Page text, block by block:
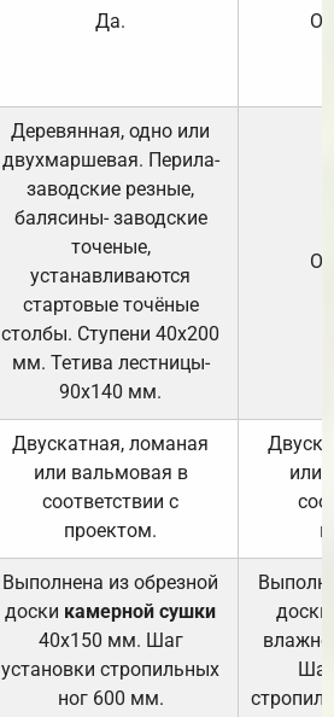
Да.
Деревянная, одно или
двухмаршевая. Перила-
заводские резные,
балясины- заводские
точеные,
устанавливаются
стартовые точёные
столбы. Ступени 40х200
мм. Тетива лестницы-
90х140 мм.
Двускатная, ломаная
или вальмовая в
соответствии с
проектом.
или
Выполнена из обрезной
доски камерной сушки
40х150 мм. Шаг
установки стропильных
ног 600 мм.
доски